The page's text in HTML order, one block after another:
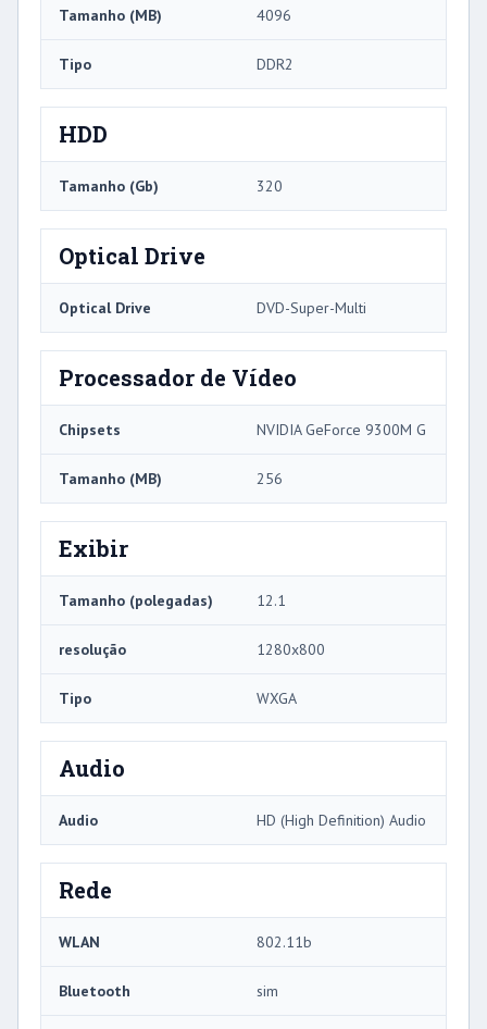
Tamanho (MB) 4096
Tipo DDR2
HDD
Tamanho (Gb) 320
Optical Drive
Optical Drive DVD-Super-Multi
Processador de Vídeo
Chipsets NVIDIA GeForce 9300M G
Tamanho (MB) 256
Exibir
Tamanho (polegadas) 12.1
resolução 1280x800
Tipo WXGA
Audio
Audio HD (High Definition) Audio
Rede
WLAN 802.11b
Bluetooth sim